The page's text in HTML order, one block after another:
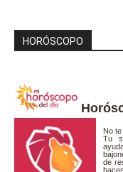
HORÓSCOPO